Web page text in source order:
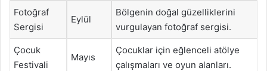
Fotoğraf
Sergisi
Eylül
Bölgenin doğal güzelliklerini
vurgulayan fotoğraf sergisi.
Çocuk
Festivali
Mayıs
Çocuklar için eğlenceli atölye
çalışmaları ve oyun alanları.